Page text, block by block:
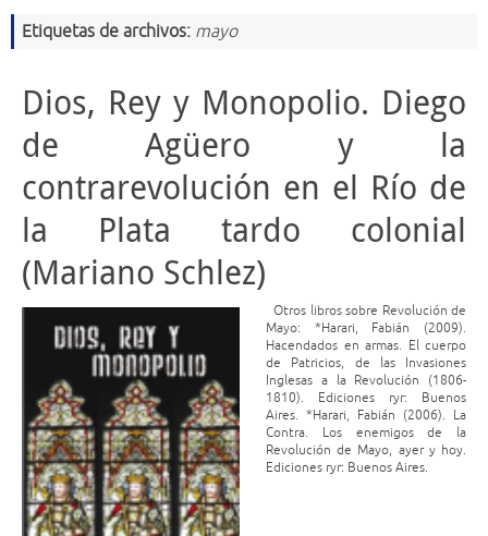
Etiquetas de archivos: mayo
Dios, Rey y Monopolio. Diego
de Agüero y la
contrarevolución en el Río de
la Plata tardo colonial
(Mariano Schlez)
Otros libros sobre Revolución de
Mayo: *Harari, Fabián (2009).
Hacendados en armas. El cuerpo
de Patricios, de las Invasiones
Inglesas a la Revolución (1806-
1810). Ediciones ryr: Buenos
Aires. *Harari, Fabián (2006). La
Contra. Los enemigos de la
Revolución de Mayo, ayer y hoy.
Ediciones ryr: Buenos Aires.